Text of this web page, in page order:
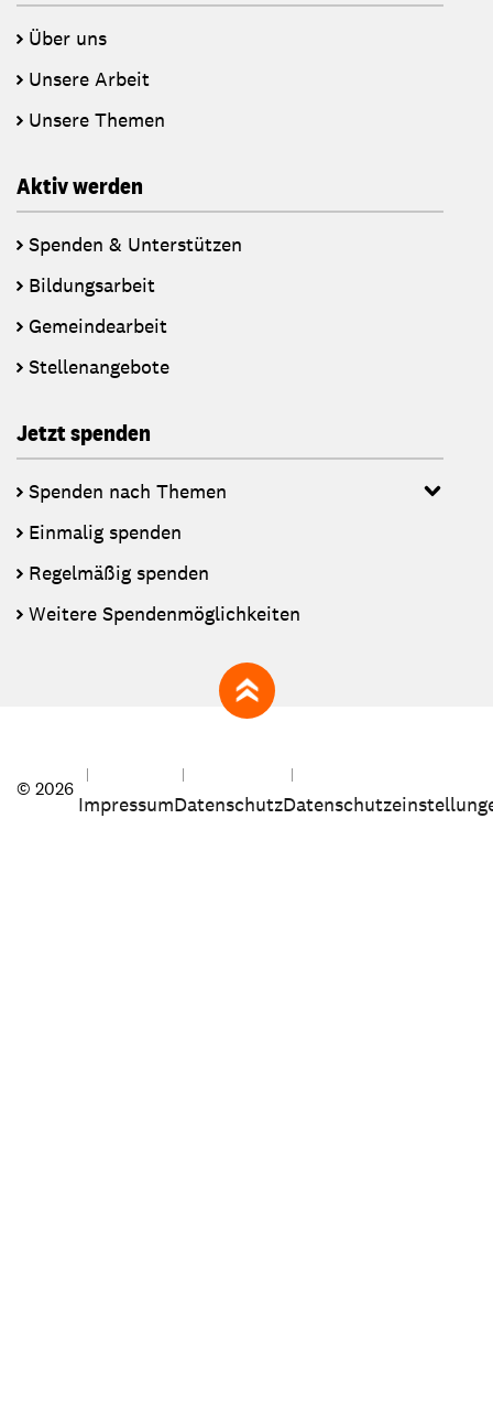
Über uns
Unsere Arbeit
Unsere Themen
Aktiv werden
Spenden & Unterstützen
Bildungsarbeit
Gemeindearbeit
Stellenangebote
Jetzt spenden
Spenden nach Themen
Einmalig spenden
Regelmäßig spenden
Weitere Spendenmöglichkeiten
zum Seitenanfang
© 2026
ImpressumDatenschutz